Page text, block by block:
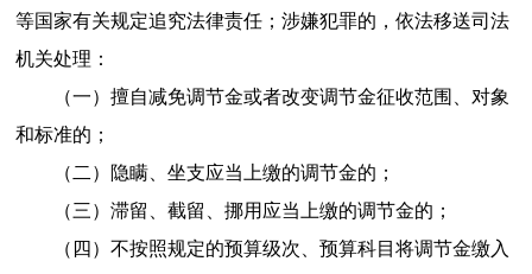
等国家有关规定追究法律责任；涉嫌犯罪的，依法移送司法
机关处理：
（一）擅自减免调节金或者改变调节金征收范围、对象
和标准的；
（二）隐瞒、坐支应当上缴的调节金的；
（三）滞留、截留、挪用应当上缴的调节金的；
（四）不按照规定的预算级次、预算科目将调节金缴入